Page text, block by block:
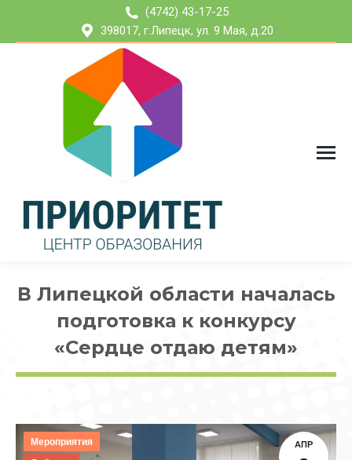
(4742) 43-17-25
398017, г.Липецк, ул. 9 Мая, д.20
В Липецкой области началась
подготовка к конкурсу
«Сердце отдаю детям»
АПР
Мероприятия